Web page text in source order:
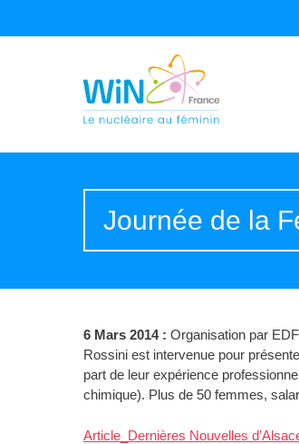
Journée de la
6 Mars 2014 : Organisation par
Rossini est intervenue pour
part de leur expérience
chimique). Plus de 50 femmes,
Article_Dernières Nouvelles